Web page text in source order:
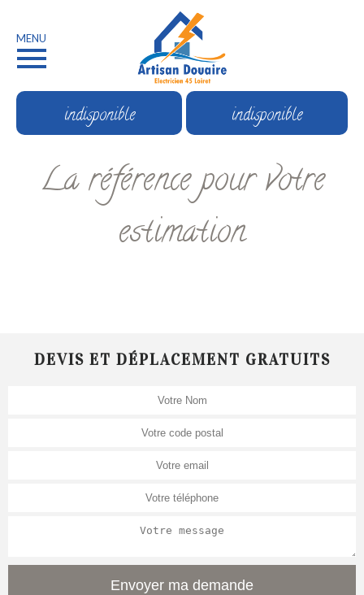
MENU
indisponible indisponible
La référence pour votre
estimation
DEVIS ET DÉPLACEMENT GRATUITS